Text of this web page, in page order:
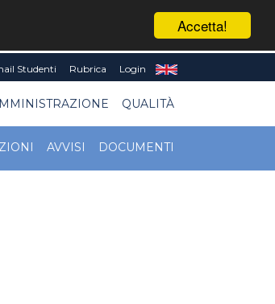
Accetta!
Studenti Rubrica Login
QUALITÀ
AVVISI DOCUMENTI